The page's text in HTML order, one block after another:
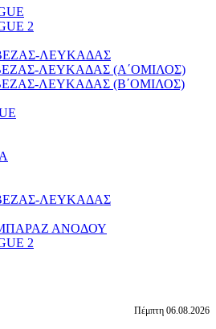
2
ΛΕΥΚΑΔΑΣ
ΛΕΥΚΑΔΑΣ (Α΄ΟΜΙΛΟΣ)
ΛΕΥΚΑΔΑΣ (Β΄ΟΜΙΛΟΣ)
ΛΕΥΚΑΔΑΣ
ΑΝΟΔΟΥ
2
Πέμπτη 06.08.2026